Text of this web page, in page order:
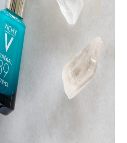
I OBNAVLJANJE KOŽE
Vichy nega ako govorimo o
Sa 89% Vichy vulkanske vode
kiselinom prirodnog porekla,
glicerolom i ekstraktom
Eyes je prava doza snage za
jača barijernu funkciju kože na
tanke bore uz obezbeđenje 24
tamne podočnjake za odmorniji
OKO OČIJU
svim tipovima kože. Ova
aktivnih sastojaka koji